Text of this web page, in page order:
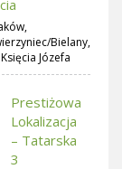
Bielany,
Józefa
Prestiżowa
Lokalizacja
– Tatarska
3